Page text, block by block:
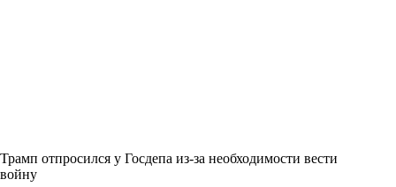
Трамп отпросился у Госдепа из-за необходимости вести
войну